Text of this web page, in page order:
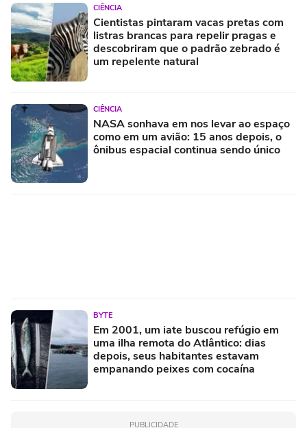
CIÊNCIA
Cientistas pintaram vacas pretas com
listras brancas para repelir pragas e
descobriram que o padrão zebrado é
um repelente natural
CIÊNCIA
NASA sonhava em nos levar ao espaço
como em um avião: 15 anos depois, o
ônibus espacial continua sendo único
BYTE
Em 2001, um iate buscou refúgio em
uma ilha remota do Atlântico: dias
depois, seus habitantes estavam
empanando peixes com cocaína
PUBLICIDADE